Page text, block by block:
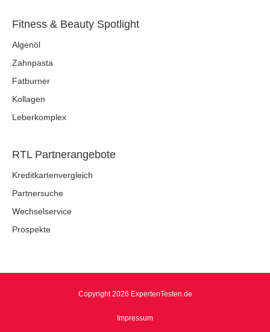
Fitness & Beauty Spotlight
Algenöl
Zahnpasta
Fatburner
Kollagen
Leberkomplex
RTL Partnerangebote
Kreditkartenvergleich
Partnersuche
Wechselservice
Prospekte
Copyright 2026 ExpertenTesten.de
Impressum